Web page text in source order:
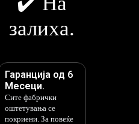
залиха.
Гаранција од 6
Месеци.
Сите фабрички
оштетувања се
покриени. За повеќе